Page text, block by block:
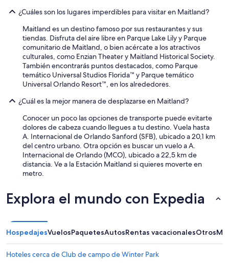
¿Cuáles son los lugares imperdibles para visitar en Maitland?
Maitland es un destino famoso por sus restaurantes y sus
tiendas. Disfruta del aire libre en Parque Lake Lily y Parque
comunitario de Maitland, o bien acércate a los atractivos
culturales, como Enzian Theater y Maitland Historical Society.
También encontrarás puntos destacados, como Parque
temático Universal Studios Florida™ y Parque temático
Universal Orlando Resort™, en los alrededores.
¿Cuál es la mejor manera de desplazarse en Maitland?
Conocer un poco las opciones de transporte puede evitarte
dolores de cabeza cuando llegues a tu destino. Vuela hasta
A. Internacional de Orlando Sanford (SFB), ubicado a 20,1 km
del centro urbano. Otra opción es buscar un vuelo a A.
Internacional de Orlando (MCO), ubicado a 22,5 km de
distancia. Ve a la Estación Maitland si quieres moverte en
metro.
Explora el mundo con Expedia
HospedajesVuelosPaquetesAutosRentas vacacionalesOtros
Hoteles cerca de Club de campo de Winter Park